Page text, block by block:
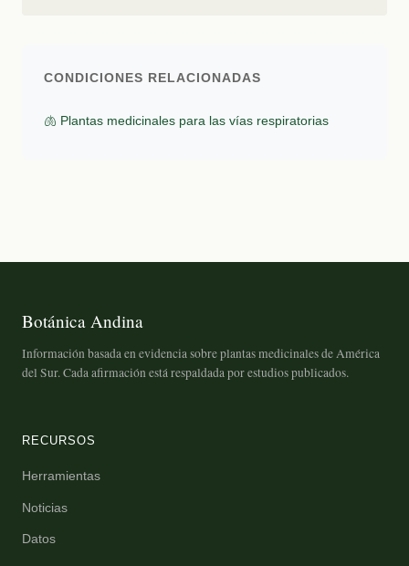
CONDICIONES RELACIONADAS
🫁 Plantas medicinales para las vías respiratorias
Botánica Andina
Información basada en evidencia sobre plantas medicinales de América
del Sur. Cada afirmación está respaldada por estudios publicados.
RECURSOS
Herramientas
Noticias
Datos